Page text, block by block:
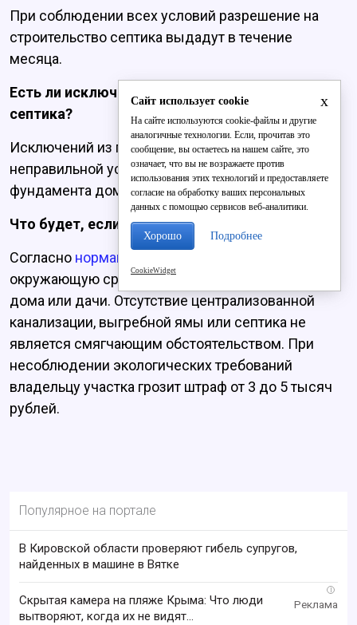
При соблюдении всех условий разрешение на
строительство септика выдадут в течение
месяца.
Есть ли исключения из правил по обустройству
септика?
Исключений из правил нет. Однако в случае
неправильной установки есть риски размыва
фундамента дома, загрязнение воды, грунта.
Что будет, если не устанавливать септик?
Согласно нормам
окружающую среду на территории загородного
дома или дачи. Отсутствие централизованной
канализации, выгребной ямы или септика не
является смягчающим обстоятельством. При
несоблюдении экологических требований
владельцу участка грозит штраф от 3 до 5 тысяч
рублей.
Популярное на портале
В Кировской области проверяют гибель супругов,
найденных в машине в Вятке
i
Скрытая камера на пляже Крыма: Что люди
вытворяют, когда их не видят...
x
Сайт использует cookie
На сайте используются cookie-файлы и другие
аналогичные технологии. Если, прочитав это
сообщение, вы остаетесь на нашем сайте, это
означает, что вы не возражаете против
использования этих технологий и предоставляете
согласие на обработку ваших персональных
данных с помощью сервисов веб-аналитики.
Хорошо Подробнее
CookieWidget